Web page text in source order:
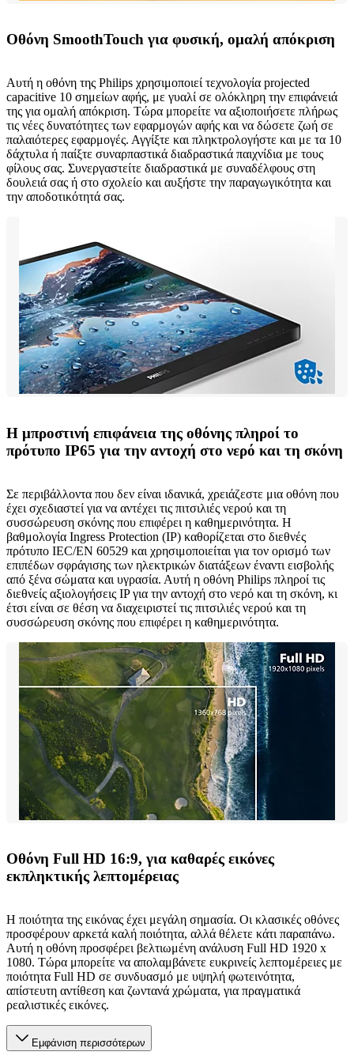
Οθόνη SmoothTouch για φυσική, ομαλή απόκριση
Αυτή η οθόνη της Philips χρησιμοποιεί τεχνολογία projected
capacitive 10 σημείων αφής, με γυαλί σε ολόκληρη την επιφάνειά
της για ομαλή απόκριση. Τώρα μπορείτε να αξιοποιήσετε πλήρως
τις νέες δυνατότητες των εφαρμογών αφής και να δώσετε ζωή σε
παλαιότερες εφαρμογές. Αγγίξτε και πληκτρολογήστε και με τα 10
δάχτυλα ή παίξτε συναρπαστικά διαδραστικά παιχνίδια με τους
φίλους σας. Συνεργαστείτε διαδραστικά με συναδέλφους στη
δουλειά σας ή στο σχολείο και αυξήστε την παραγωγικότητα και
την αποδοτικότητά σας.
Η μπροστινή επιφάνεια της οθόνης πληροί το
πρότυπο IP65 για την αντοχή στο νερό και τη σκόνη
Σε περιβάλλοντα που δεν είναι ιδανικά, χρειάζεστε μια οθόνη που
έχει σχεδιαστεί για να αντέχει τις πιτσιλιές νερού και τη
συσσώρευση σκόνης που επιφέρει η καθημερινότητα. Η
βαθμολογία Ingress Protection (IP) καθορίζεται στο διεθνές
πρότυπο IEC/EN 60529 και χρησιμοποιείται για τον ορισμό των
επιπέδων σφράγισης των ηλεκτρικών διατάξεων έναντι εισβολής
από ξένα σώματα και υγρασία. Αυτή η οθόνη Philips πληροί τις
διεθνείς αξιολογήσεις IP για την αντοχή στο νερό και τη σκόνη, κι
έτσι είναι σε θέση να διαχειριστεί τις πιτσιλιές νερού και τη
συσσώρευση σκόνης που επιφέρει η καθημερινότητα.
Οθόνη Full HD 16:9, για καθαρές εικόνες
εκπληκτικής λεπτομέρειας
Η ποιότητα της εικόνας έχει μεγάλη σημασία. Οι κλασικές οθόνες
προσφέρουν αρκετά καλή ποιότητα, αλλά θέλετε κάτι παραπάνω.
Αυτή η οθόνη προσφέρει βελτιωμένη ανάλυση Full HD 1920 x
1080. Τώρα μπορείτε να απολαμβάνετε ευκρινείς λεπτομέρειες με
ποιότητα Full HD σε συνδυασμό με υψηλή φωτεινότητα,
απίστευτη αντίθεση και ζωντανά χρώματα, για πραγματικά
ρεαλιστικές εικόνες.
Εμφάνιση περισσότερων